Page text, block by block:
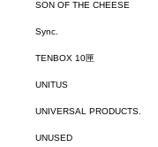
SON OF THE CHEESE
Sync.
TENBOX 10匣
UNITUS
UNIVERSAL PRODUCTS.
UNUSED